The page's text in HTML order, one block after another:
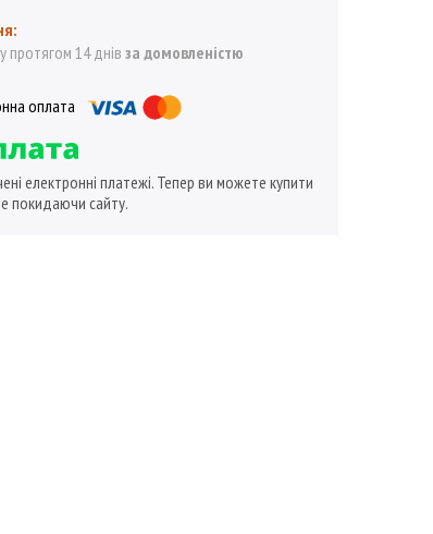
протягом 14 днів за домовленістю
електронні платежі. Тепер ви можете купити
покидаючи сайту.